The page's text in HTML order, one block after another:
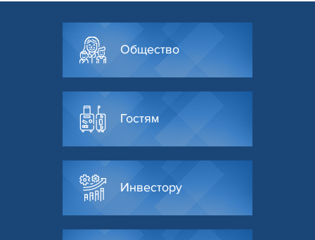
Общество
Гостям
Инвестору